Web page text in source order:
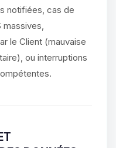
notifiées, cas de
massives,
le Client (mauvaise
ou interruptions